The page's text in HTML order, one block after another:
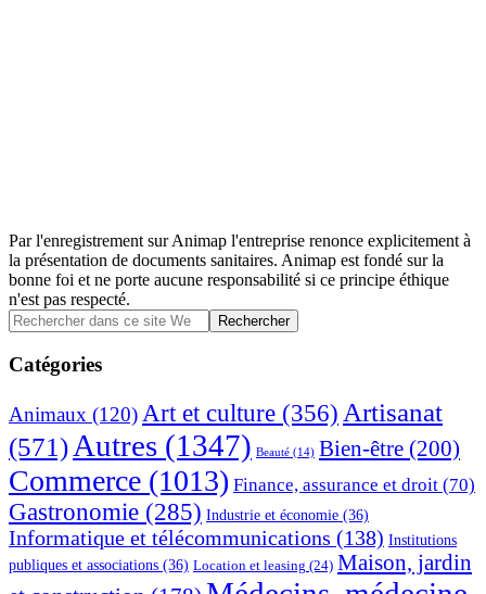
Par l'enregistrement sur Animap l'entreprise renonce explicitement à
la présentation de documents sanitaires. Animap est fondé sur la
bonne foi et ne porte aucune responsabilité si ce principe éthique
n'est pas respecté.
Barre
latérale
principale
Rechercher
dans
ce
site
Catégories
Animaux (120)Art et culture (356) Artisanat
(571) Autres (1347) Beauté (14) Bien-être (200)
Commerce (1013) Finance, assurance et droit (70)
Gastronomie (285) Industrie et économie (36)
Informatique et télécommunications (138) Institutions
publiques et associations (36) Location et leasing (24) Maison, jardin